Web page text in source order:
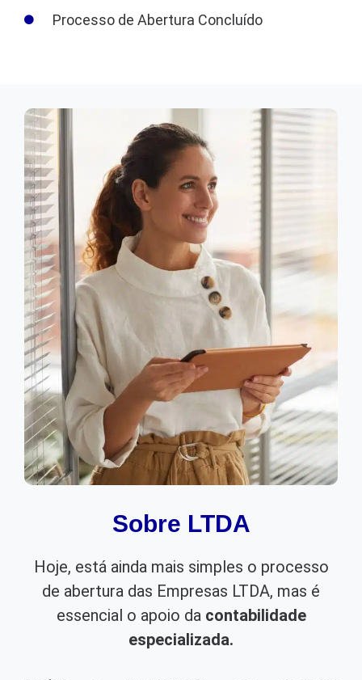
Processo de Abertura Concluído
Sobre LTDA
Hoje, está ainda mais simples o processo
de abertura das Empresas LTDA, mas é
essencial o apoio da contabilidade
especializada.